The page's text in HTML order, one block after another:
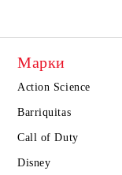
Марки
Action Science
Barriquitas
Call of Duty
Disney